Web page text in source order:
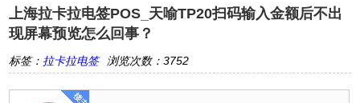
上海拉卡拉电签POS_天喻TP20扫码输入金额后不出
现屏幕预览怎么回事？
标签： 拉卡拉电签 浏览次数：3752